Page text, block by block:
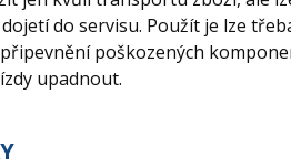
do servisu. Použít je lze
poškozených
upadnout.